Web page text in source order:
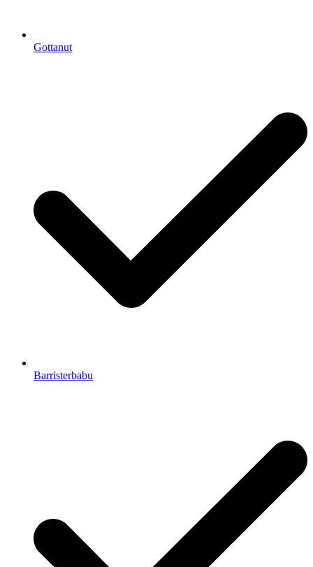
Gottanut
Barristerbabu